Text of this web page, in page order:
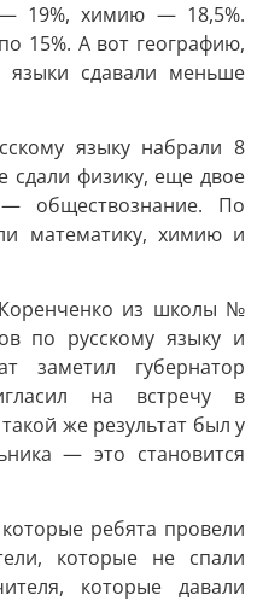
19%, химию — 18,5%.
15%. А вот географию,
языки сдавали меньше
языку набрали 8
сдали физику, еще двое
обществознание. По
математику, химию и
из школы №
по русскому языку и
заметил губернатор
на встречу в
же результат был у
— это становится
ребята провели
которые не спали
которые давали